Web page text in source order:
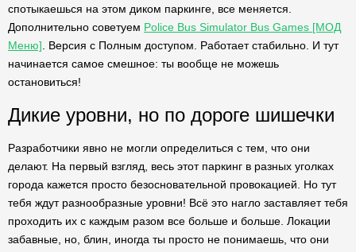
спотыкаешься на этом диком паркинге, все меняется.
Дополнительно советуем Police Bus Simulator Bus Games [МОД
Меню] . Версия с Полным доступом. Работает стабильно. И тут
начинается самое смешное: ты вообще не можешь
остановиться!
Дикие уровни, но по дороге шишечки
Разработчики явно не могли определиться с тем, что они
делают. На первый взгляд, весь этот паркинг в разных уголках
города кажется просто безосновательной провокацией. Но тут
тебя ждут разнообразные уровни! Всё это нагло заставляет тебя
проходить их с каждым разом все больше и больше. Локации
забавные, но, блин, иногда ты просто не понимаешь, что они